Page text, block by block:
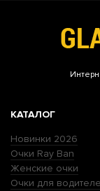
КАТАЛОГ
Новинки 2026
Очки Ray Ban
Женские очки
Очки для